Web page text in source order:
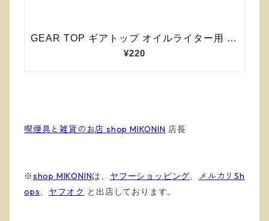
喫煙具と雑貨のお店 shop MIKONIN 店長
※shop MIKONINは、 ヤフーショッピング、
メルカリSh
ops、 ヤフオク と出店しております。